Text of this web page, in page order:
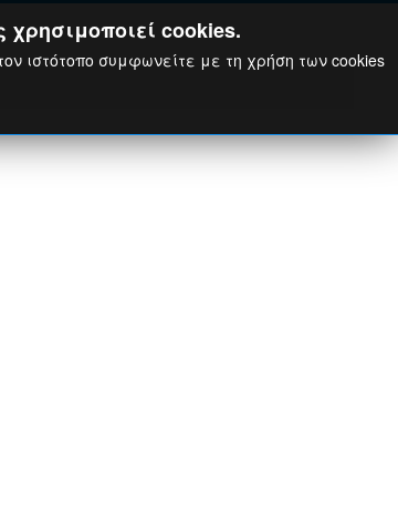
cookies.
ιστότοπο συμφωνείτε με τη χρήση των cookies